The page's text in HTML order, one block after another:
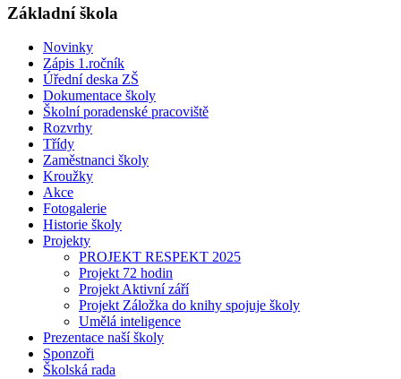
Základní škola
Novinky
Zápis 1.ročník
Úřední deska ZŠ
Dokumentace školy
Školní poradenské pracoviště
Rozvrhy
Třídy
Zaměstnanci školy
Kroužky
Akce
Fotogalerie
Historie školy
Projekty
PROJEKT RESPEKT 2025
Projekt 72 hodin
Projekt Aktivní září
Projekt Záložka do knihy spojuje školy
Umělá inteligence
Prezentace naší školy
Sponzoři
Školská rada